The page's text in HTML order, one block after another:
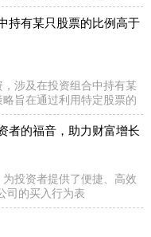
持有某只股票的比例高于
涉及在投资组合中持有某
旨在通过利用特定股票的
者的福音，助力财富增长
投资者提供了便捷、高效
司的买入行为表